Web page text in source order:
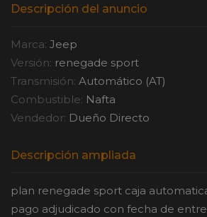
Descripción del anuncio
Marca: Jeep
Versión: renegade sport
Transmisión: Automático (AT)
Combustible: Nafta
Vendedor: Dueño Directo
Descripción ampliada
plan renegade sport caja
pago adjudicado con fecha de